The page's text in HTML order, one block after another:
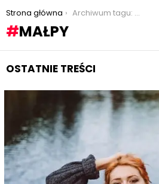
Jesteś tutaj:
Strona główna Archiwum tagu: małpy
MAŁPY
OSTATNIE TREŚCI